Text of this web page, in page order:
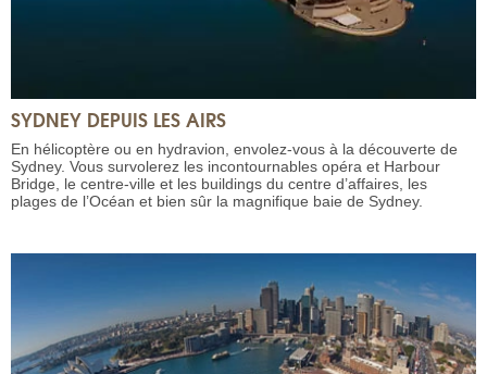
SYDNEY DEPUIS LES AIRS
En hélicoptère ou en hydravion, envolez-vous à la découverte de
Sydney. Vous survolerez les incontournables opéra et Harbour
Bridge, le centre-ville et les buildings du centre d’affaires, les
plages de l’Océan et bien sûr la magnifique baie de Sydney.